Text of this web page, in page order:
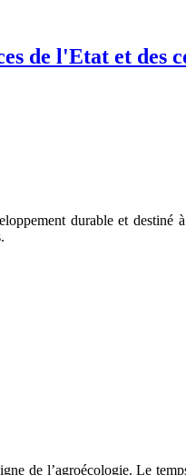
de l'Etat et des
durable et destiné
de l’agroécologie. Le